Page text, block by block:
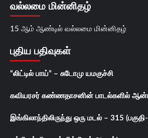
வல்லமை மின்னிதழ்
15 ஆம் ஆண்டில் வல்லமை மின்னிதழ்
புதிய பதிவுகள்
“லிட்டில் பாய்” – சுடோமு யமகுச்சி
கவியரசர் கண்ணதாசனின் பாடல்களில்
இங்கிலாந்திலிருந்து ஒரு மடல் – 315